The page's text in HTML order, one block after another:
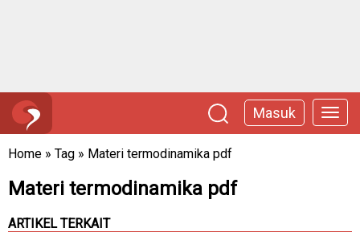
Masuk
Home » Tag » Materi termodinamika pdf
Materi termodinamika pdf
ARTIKEL TERKAIT